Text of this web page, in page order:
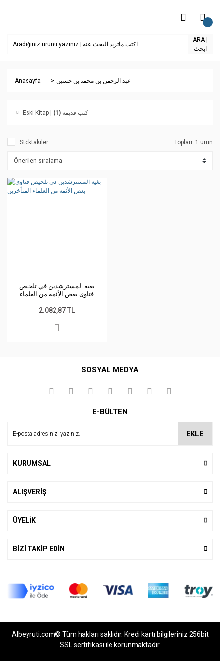
ARA |
ابحث
Anasayfa عبد الرحمن بن محمد بن حسين
Eski Kitap | كتب قديمة(1)
Stoktakiler Toplam 1 ürün
بغية المسترشدين في تلخيص
فتاوى بعض الأئمة من العلماء
2.082,87 TL
SOSYAL MEDYA
E-BÜLTEN
EKLE
KURUMSAL
ALIŞVERİŞ
ÜYELİK
BİZİ TAKİP EDİN
Albeyruti.com© Tüm hakları saklıdır. Kredi kartı bilgileriniz 256bit
SSL sertifikası ile korunmaktadır.